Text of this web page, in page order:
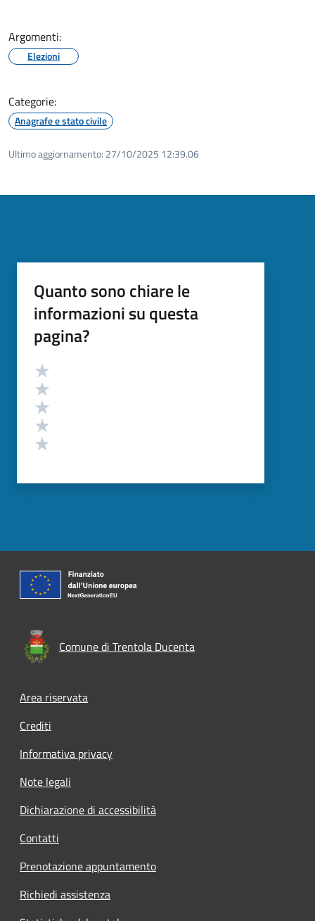
Argomenti:
Elezioni
Categorie:
Anagrafe e stato civile
Ultimo aggiornamento: 27/10/2025 12:39.06
Quanto sono chiare le
informazioni su questa
pagina?
Valutazione
Comune di Trentola Ducenta
Footer menu
Area riservata
Crediti
Informativa privacy
Note legali
Dichiarazione di accessibilità
Contatti
Prenotazione appuntamento
Richiedi assistenza